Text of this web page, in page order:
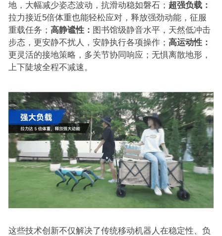
地，大幅减少姿态波动，抗滑动稳如磐石； 超强负载：
拉力接近5倍体重也能轻松应对，释放强劲动能，征服
重载任务； 高静谧性： 图书馆级静音水平，天然低冲击
步态，更安静不扰人，安静执行各项操作； 高运动性：
更灵活的接地策略，多关节协同响应；无惧离散地形，
上下陡坡全程不减速。
这些技术创新不仅解决了传统移动机器人在稳定性、负